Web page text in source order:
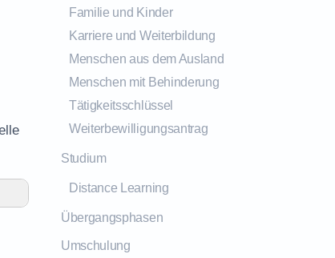
Familie und Kinder
Karriere und Weiterbildung
Menschen aus dem Ausland
Menschen mit Behinderung
Tätigkeitsschlüssel
Weiterbewilligungsantrag
Studium
Distance Learning
Übergangsphasen
Umschulung